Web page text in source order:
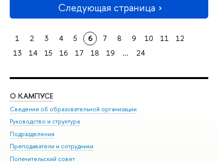
Следующая страница
1 2 3 4 5 6 7 8 9 10 11
12
13
14 15 16 17 18 19 ... 24
О КАМПУСЕ
Сведения об образовательной организации
Руководство и структура
Подразделения
Преподаватели и сотрудники
Попечительский совет